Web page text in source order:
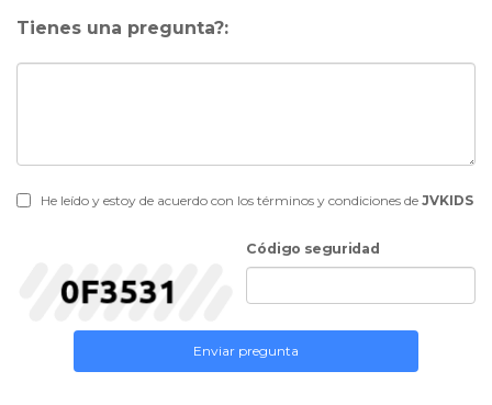
Tienes una pregunta?:
He leído y estoy de acuerdo con los términos y condiciones de JVKIDS
Código seguridad
Enviar pregunta